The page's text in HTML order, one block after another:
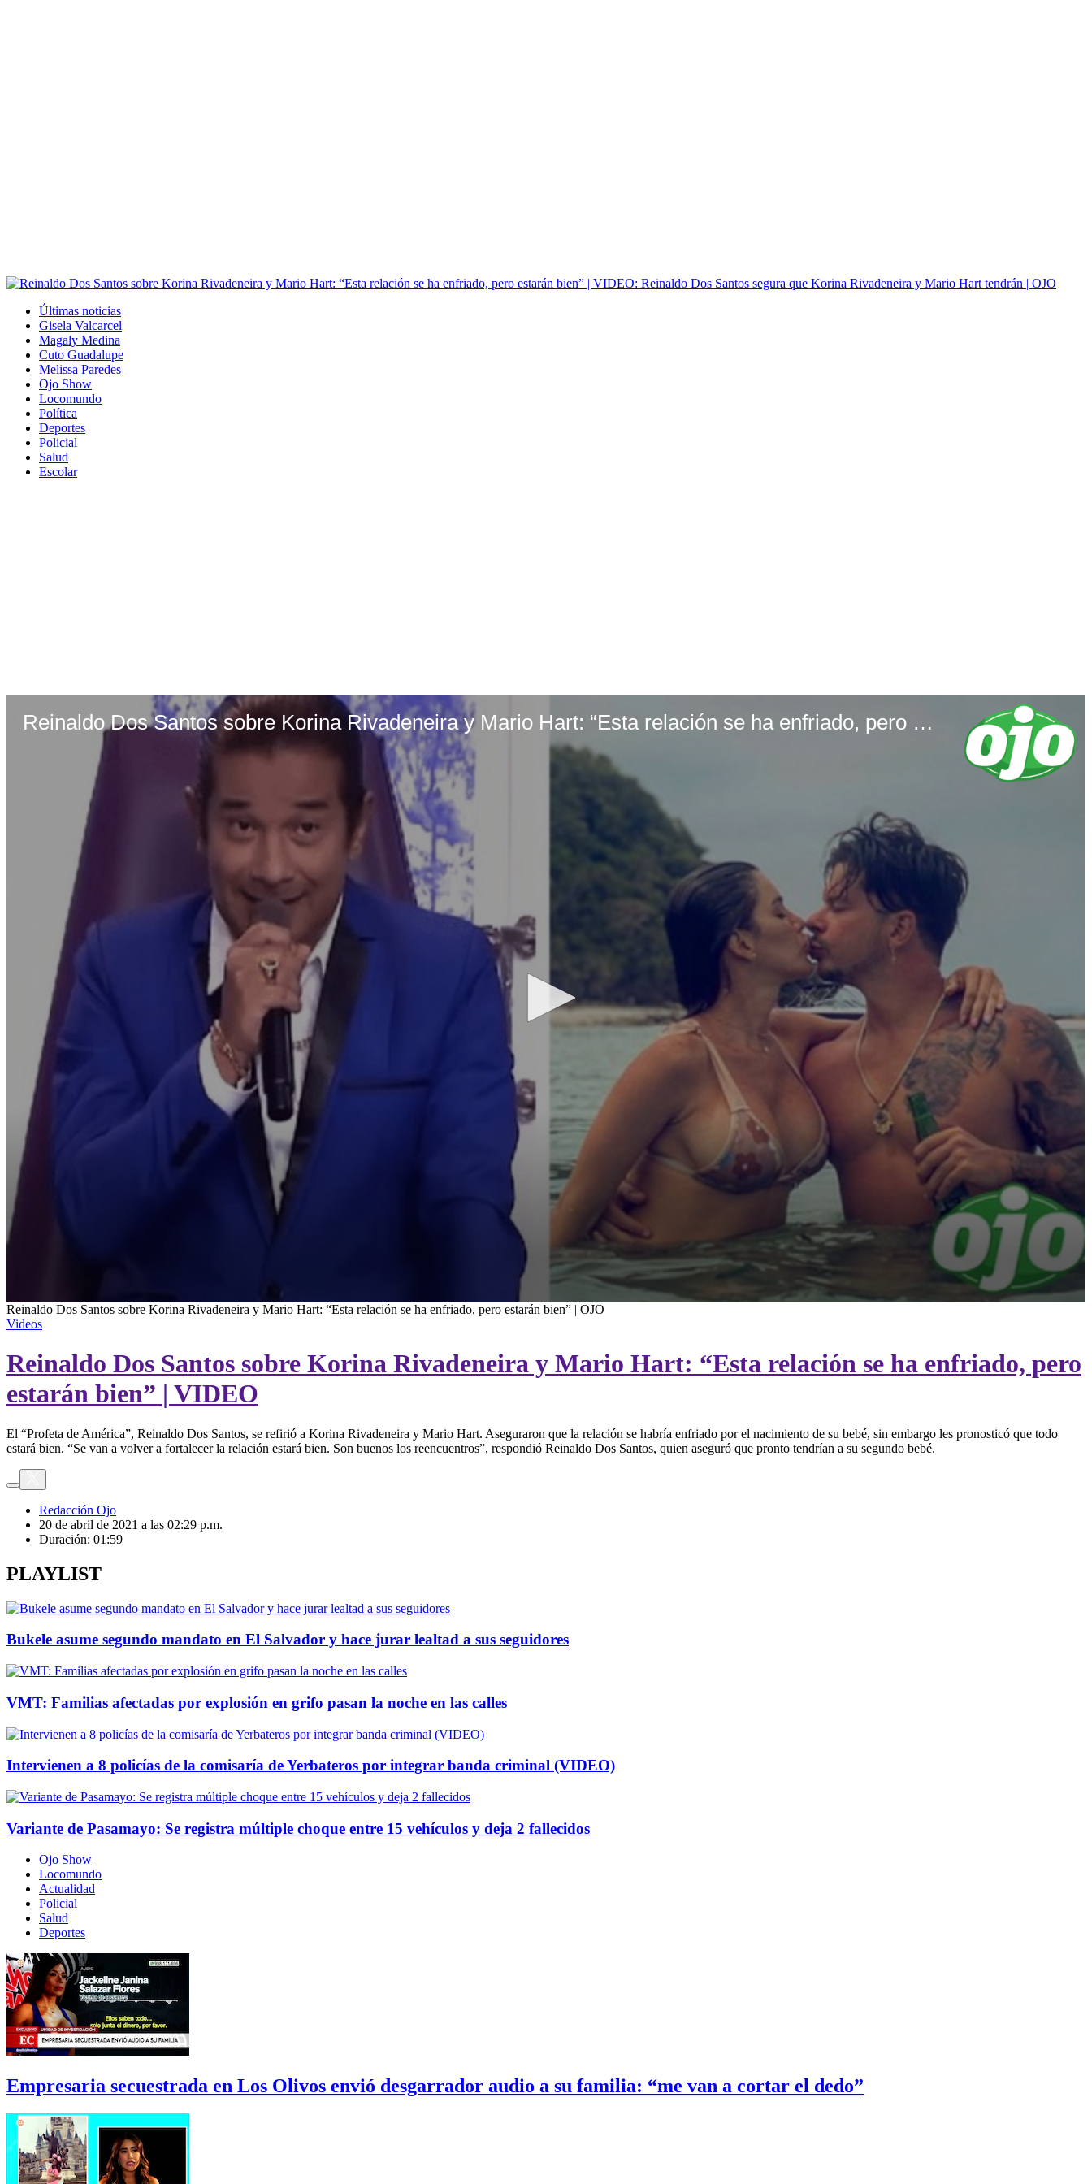
Últimas noticias
Gisela Valcarcel
Magaly Medina
Cuto Guadalupe
Melissa Paredes
Ojo Show
Locomundo
Política
Deportes
Policial
Salud
Escolar
Reinaldo Dos Santos sobre Korina Rivadeneira y Mario Hart: “Esta relación se ha enfriado, pero estarán bien” | OJO
0
seconds
of
minute,
59
seconds
Volume
90%
Reinaldo Dos Santos sobre Korina Rivadeneira y Mario Hart: “Esta relación se ha enfriado, pero estarán bien” | OJO
Videos
Reinaldo Dos Santos sobre Korina Rivadeneira y Mario Hart: “Esta relación se ha enfriado, pero
estarán bien” | VIDEO
El “Profeta de América”, Reinaldo Dos Santos, se refirió a Korina Rivadeneira y Mario Hart. Aseguraron que la relación se habría enfriado por el nacimiento de su bebé, sin embargo les pronosticó que todo
estará bien. “Se van a volver a fortalecer la relación estará bien. Son buenos los reencuentros”, respondió Reinaldo Dos Santos, quien aseguró que pronto tendrían a su segundo bebé.
Redacción Ojo
20 de abril de 2021 a las 02:29 p.m.
Duración: 01:59
PLAYLIST
Bukele asume segundo mandato en El Salvador y hace jurar lealtad a sus seguidores
VMT: Familias afectadas por explosión en grifo pasan la noche en las calles
Intervienen a 8 policías de la comisaría de Yerbateros por integrar banda criminal (VIDEO)
Variante de Pasamayo: Se registra múltiple choque entre 15 vehículos y deja 2 fallecidos
Ojo Show
Locomundo
Actualidad
Policial
Salud
Deportes
Empresaria secuestrada en Los Olivos envió desgarrador audio a su familia: “me van a cortar el dedo”